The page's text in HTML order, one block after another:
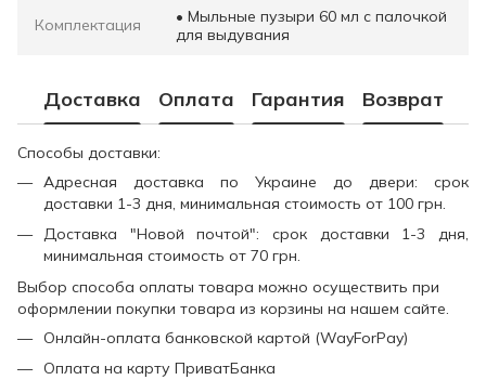
Комплектация
• Мыльные пузыри 60 мл с палочкой
для выдувания
Доставка Оплата Гарантия Возврат
Способы доставки:
Адресная доставка по Украине до двери: срок
доставки 1-3 дня, минимальная стоимость от 100 грн.
Доставка "Новой почтой": срок доставки 1-3 дня,
минимальная стоимость от 70 грн.
Выбор способа оплаты товара можно осуществить при
оформлении покупки товара из корзины на нашем сайте.
Онлайн-оплата банковской картой (WayForPay)
Оплата на карту ПриватБанка